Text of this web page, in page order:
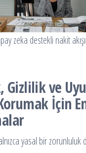
zeka destekli nakit
Gizlilik ve
İçin
yasal bir zorunluluk